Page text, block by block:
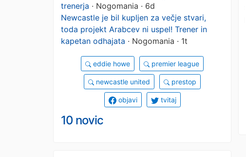
trenerja · Nogomania · 6d
Newcastle je bil kupljen za večje stvari,
toda projekt Arabcev ni uspel! Trener in
kapetan odhajata · Nogomania · 1t
eddie howe premier league
newcastle united prestop
objavi tvitaj
10 novic